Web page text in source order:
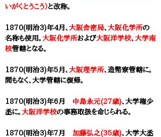
いがくとうこう）と改称。
1870(明治3)年4月、 大阪舎密局、 大阪化学所の
名称も使用。 大阪化学所および大阪洋学校、 大学南
校管轄となる。
1870(明治3)年5月、 大阪理学所、造幣寮管轄に。
間もなく、 大学管轄に復帰。
1870(明治3)年6月 中島永元(27歳)、 大学権少
丞に。 大阪洋学校の事務取扱を命じられる。
1870(明治3)年7月 加藤弘之(35歳)、 大学大丞